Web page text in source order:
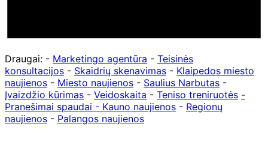
Draugai: - Marketingo agentūra - Teisinės
konsultacijos - Skaidrių skenavimas - Klaipedos miesto
naujienos - Miesto naujienos - Saulius Narbutas -
Įvaizdžio kūrimas - Veidoskaita - Teniso treniruotės -
Pranešimai spaudai - Kauno naujienos - Regionų
naujienos - Palangos naujienos